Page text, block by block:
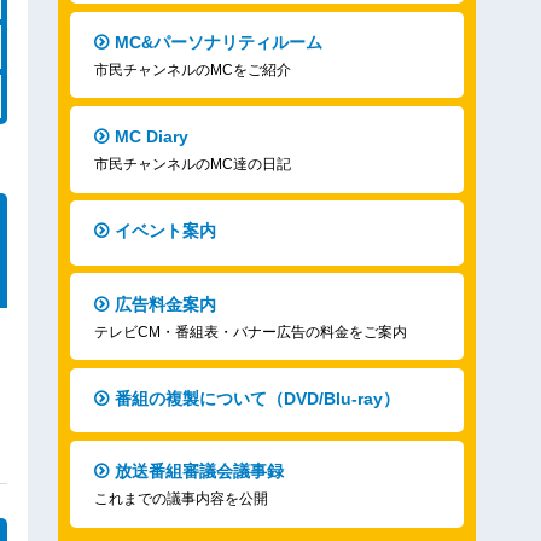
MC&パーソナリティルーム
市民チャンネルのMCをご紹介
MC Diary
市民チャンネルのMC達の日記
イベント案内
広告料金案内
テレビCM・番組表・バナー広告の料金をご案内
番組の複製について（DVD/Blu-ray）
放送番組審議会議事録
これまでの議事内容を公開